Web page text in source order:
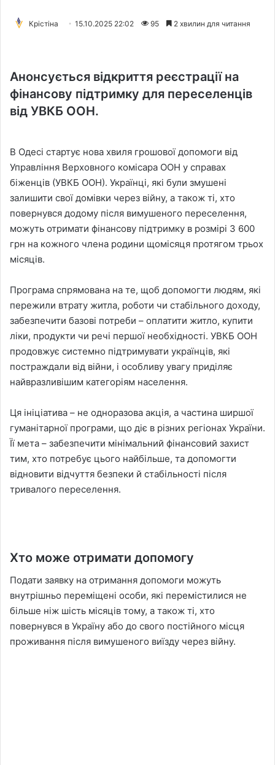
Крістіна 15.10.2025 22:02 95 2 хвилин для читання
Анонсується відкриття реєстрації на
фінансову підтримку для переселенців
від УВКБ ООН.
В Одесі стартує нова хвиля грошової допомоги від
Управління Верховного комісара ООН у справах
біженців (УВКБ ООН). Українці, які були змушені
залишити свої домівки через війну, а також ті, хто
повернувся додому після вимушеного переселення,
можуть отримати фінансову підтримку в розмірі 3 600
грн на кожного члена родини щомісяця протягом трьох
місяців.
Програма спрямована на те, щоб допомогти людям, які
пережили втрату житла, роботи чи стабільного доходу,
забезпечити базові потреби – оплатити житло, купити
ліки, продукти чи речі першої необхідності. УВКБ ООН
продовжує системно підтримувати українців, які
постраждали від війни, і особливу увагу приділяє
найвразливішим категоріям населення.
Ця ініціатива – не одноразова акція, а частина ширшої
гуманітарної програми, що діє в різних регіонах України.
Її мета – забезпечити мінімальний фінансовий захист
тим, хто потребує цього найбільше, та допомогти
відновити відчуття безпеки й стабільності після
тривалого переселення.
Хто може отримати допомогу
Подати заявку на отримання допомоги можуть
внутрішньо переміщені особи, які перемістилися не
більше ніж шість місяців тому, а також ті, хто
повернувся в Україну або до свого постійного місця
проживання після вимушеного виїзду через війну.